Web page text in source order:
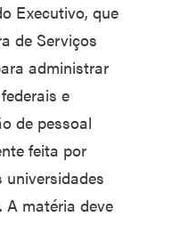
Executivo, que
de Serviços
administrar
e
de pessoal
feita por
universidades
A matéria deve